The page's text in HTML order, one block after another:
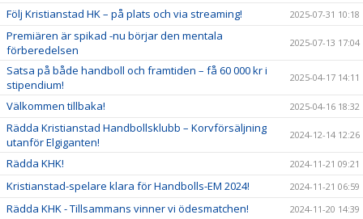
Följ Kristianstad HK – på plats och via streaming! 2025-07-31 10:18
Premiären är spikad -nu börjar den mentala
förberedelsen
2025-07-13 17:04
Satsa på både handboll och framtiden – få 60 000 kr i
stipendium!
2025-04-17 14:11
Välkommen tillbaka! 2025-04-16 18:32
Rädda Kristianstad Handbollsklubb – Korvförsäljning
utanför Elgiganten!
2024-12-14 12:26
Rädda KHK! 2024-11-21 09:21
Kristianstad-spelare klara för Handbolls-EM 2024! 2024-11-21 06:59
Rädda KHK - Tillsammans vinner vi ödesmatchen! 2024-11-20 14:39